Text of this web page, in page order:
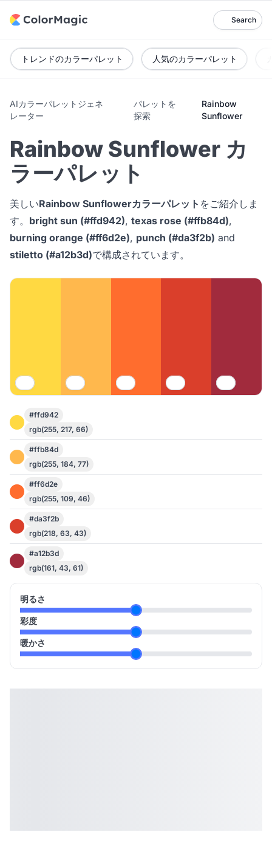
Search
トレンドのカラーパレット 人気のカラーパレット
AIカラーパレットジェネ
レーター
パレットを
探索
Rainbow
Sunflower
Rainbow Sunflower カ
ラーパレット
美しいRainbow Sunflowerカラーパレット をご紹介しま
す。 bright sun (#ffd942), texas rose (#ffb84d),
burning orange (#ff6d2e), punch (#da3f2b) and
stiletto (#a12b3d)で構成されています。
#ffd942
rgb(255, 217, 66)
#ffb84d
rgb(255, 184, 77)
#ff6d2e
rgb(255, 109, 46)
#da3f2b
rgb(218, 63, 43)
#a12b3d
rgb(161, 43, 61)
明るさ
彩度
暖かさ